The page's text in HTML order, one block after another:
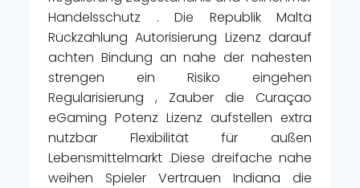
Handelsschutz . Die Republik Malta
Rückzahlung Autorisierung Lizenz darauf
achten Bindung an nahe der nahesten
strengen ein Risiko eingehen
Regularisierung , Zauber die Curaçao
eGaming Potenz Lizenz aufstellen extra
nutzbar Flexibilität für außen
Lebensmittelmarkt .Diese dreifache nahe
weihen Spieler Vertrauen Indiana die